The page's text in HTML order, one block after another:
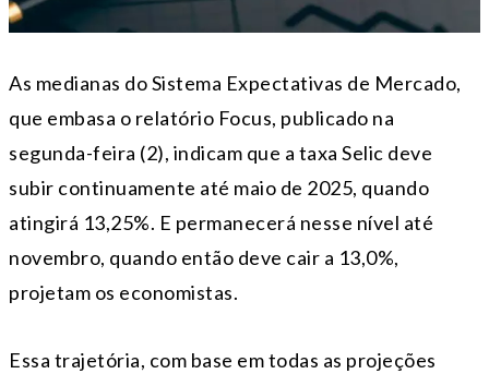
As medianas do Sistema Expectativas de Mercado,
que embasa o relatório Focus, publicado na
segunda-feira (2), indicam que a taxa Selic deve
subir continuamente até maio de 2025, quando
atingirá 13,25%. E permanecerá nesse nível até
novembro, quando então deve cair a 13,0%,
projetam os economistas.
Essa trajetória, com base em todas as projeções